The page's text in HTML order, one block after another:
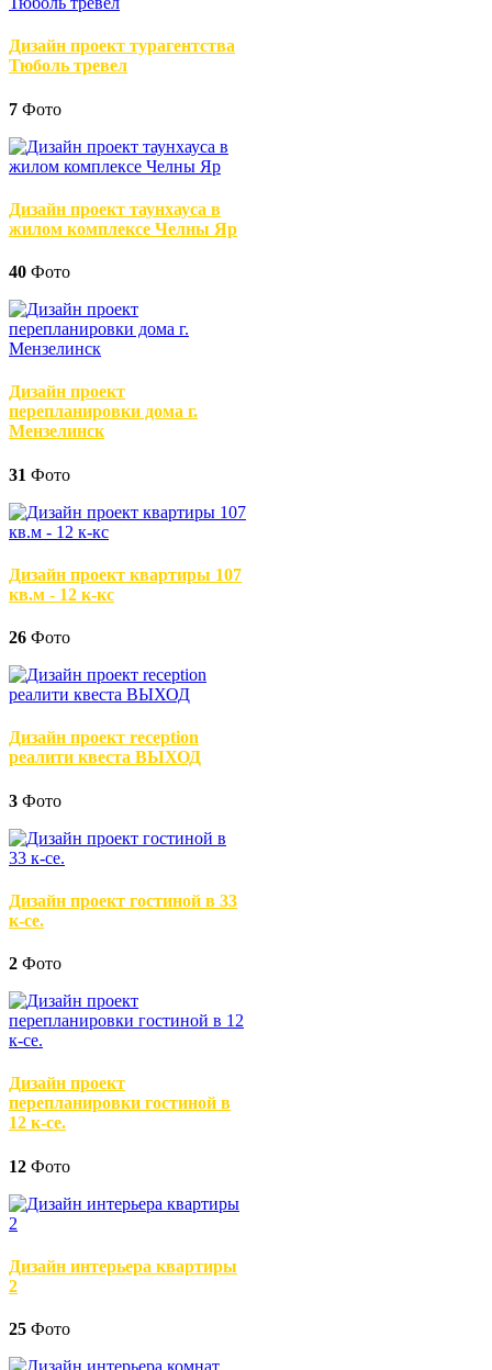
Дизайн проект турагентства
Тюболь тревел
7 Фото
Дизайн проект таунхауса в
жилом комплексе Челны Яр
40 Фото
Дизайн проект
перепланировки дома г.
Мензелинск
31 Фото
Дизайн проект квартиры 107
кв.м - 12 к-кс
26 Фото
Дизайн проект reception
реалити квеста ВЫХОД
3 Фото
Дизайн проект гостиной в 33
к-се.
2 Фото
Дизайн проект
перепланировки гостиной в
12 к-се.
12 Фото
Дизайн интерьера квартиры
2
25 Фото